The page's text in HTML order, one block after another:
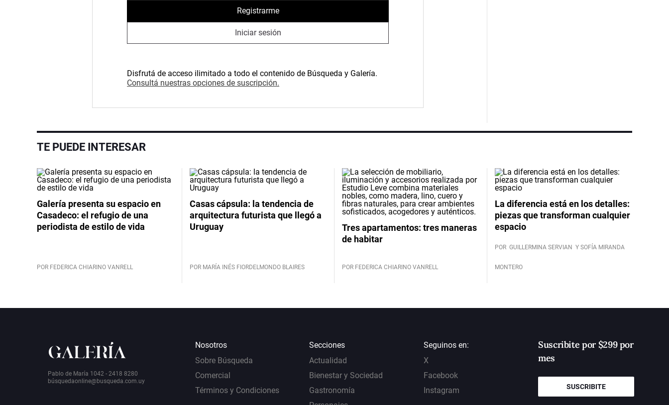
Registrarme
Iniciar sesión
Disfrutá de acceso ilimitado a todo el contenido de Búsqueda y Galería.
Consultá nuestras opciones de suscripción.
TE PUEDE INTERESAR
Galería presenta su espacio en
Casadeco: el refugio de una
periodista de estilo de vida
POR FEDERICA CHIARINO VANRELL
Casas cápsula: la tendencia de
arquitectura futurista que llegó a
Uruguay
POR MARÍA INÉS FIORDELMONDO BLAIRES
Tres apartamentos: tres maneras
de habitar
POR FEDERICA CHIARINO VANRELL
La diferencia está en los detalles:
piezas que transforman cualquier
espacio
POR GUILLERMINA SERVIAN Y SOFÍA MIRANDA
MONTERO
Pablo de María 1042 - 2418 8280
búsquedaonline@busqueda.com.uy
Nosotros
Sobre Búsqueda
Comercial
Términos y Condiciones
Secciones
Actualidad
Bienestar y Sociedad
Gastronomía
Seguinos en:
X
Facebook
Instagram
Suscribite por $299 por
mes
SUSCRIBITE